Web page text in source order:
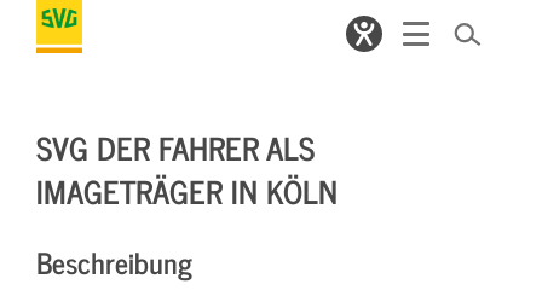
SVG DER FAHRER ALS
IMAGETRÄGER IN KÖLN
Beschreibung